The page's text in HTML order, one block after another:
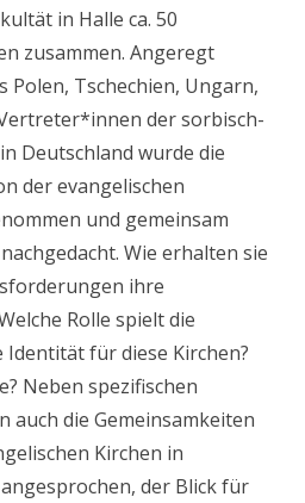
in Halle ca. 50
zusammen. Angeregt
Polen, Tschechien, Ungarn,
der sorbisch-
Deutschland wurde die
der evangelischen
und gemeinsam
Wie erhalten sie
ihre
Rolle spielt die
für diese Kirchen?
Neben spezifischen
auch die Gemeinsamkeiten
Kirchen in
der Blick für